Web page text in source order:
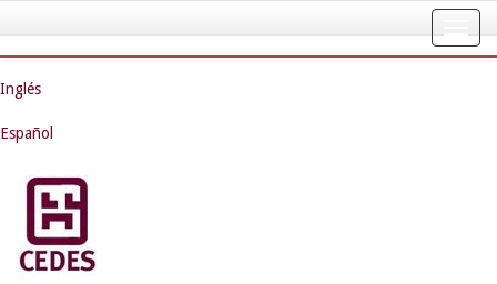
navigation
Inglés
Español